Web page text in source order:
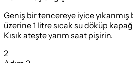
Geniş bir tencereye iyice yıkanmış
üzerine 1 litre sıcak su döküp
Kısık ateşte yarım saat pişirin.
2